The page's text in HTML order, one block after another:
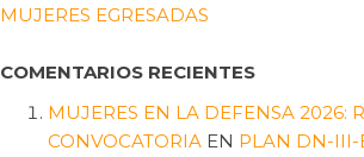
MUJERES EGRESADAS
COMENTARIOS RECIENTES
MUJERES EN LA DEFENSA 2026:
CONVOCATORIA EN PLAN DN-III-